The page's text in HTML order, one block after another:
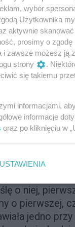
przede
i kiedy
– występy
a ja
jej głowie.
domki w
Pamiętam,
drobna i
Jedna
A ona,
o niej,
o pierwszej,
jedno
wybór
Użytkownika
aktywnie
prosimy o
i zawsze możesz
strony
.
się takiemu
informacjami,
informacje
oraz po kliknięciu w
USTAWIENIA